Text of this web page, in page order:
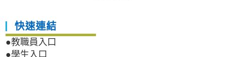
快速連結
●教職員入口
●學生入口